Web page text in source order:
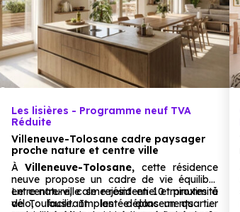
Les lisières - Programme neuf TVA
Réduite
Villeneuve-Tolosane cadre paysager
proche nature et centre ville
À Villeneuve-Tolosane, cette résidence
neuve propose un cadre de vie équilibré
entre nature, calme résidentiel et proximité
de Toulouse. Implantée dans un quartier
Le centre-ville se rejoint en 10 minutes à
vélo, facilitant les déplacements du